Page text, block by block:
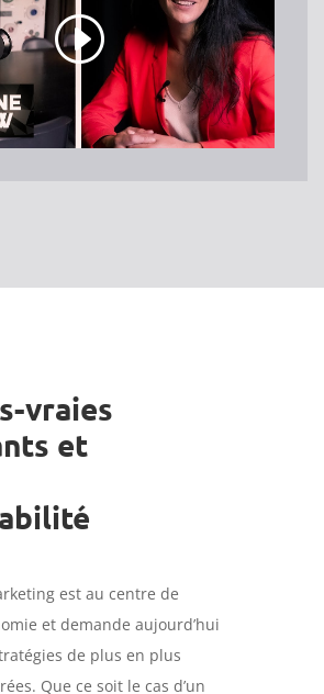
vraies
et
est au centre de
et demande aujourd’hui
de plus en plus
Que ce soit le cas d’un